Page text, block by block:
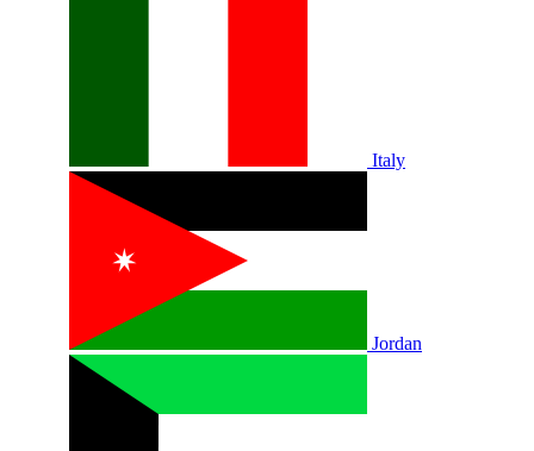
Italy
Jordan